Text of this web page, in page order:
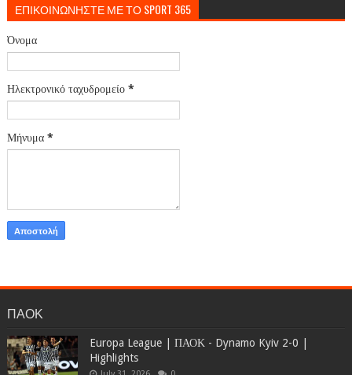
ΕΠΙΚΟΙΝΩΝΗΣΤΕ ΜΕ ΤΟ SPORT 365
Όνομα
Ηλεκτρονικό ταχυδρομείο *
Μήνυμα *
ΠΑΟΚ
Europa League | ΠΑΟΚ - Dynamo Kyiv 2-0 |
Highlights